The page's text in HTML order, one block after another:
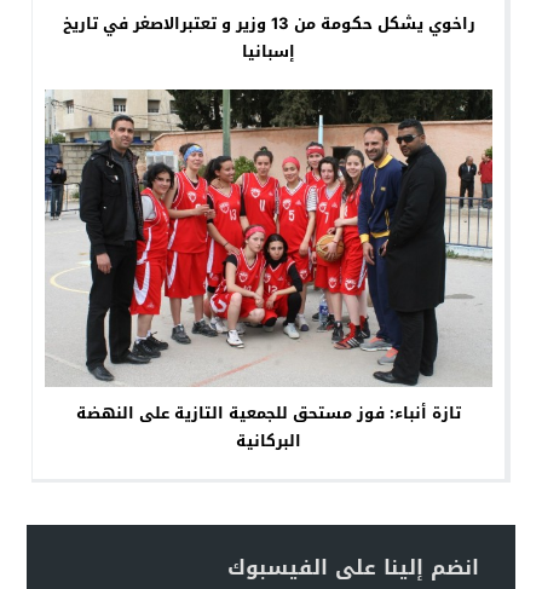
راخوي يشكل حكومة من 13 وزير و تعتبرالاصغر في تاريخ
إسبانيا
تازة أنباء: فوز مستحق للجمعية التازية على النهضة
البركانية
انضم إلينا على الفيسبوك